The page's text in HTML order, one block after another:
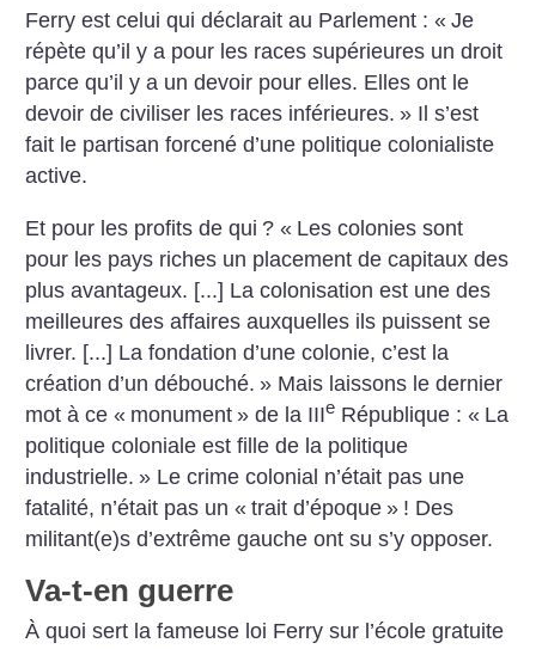
Ferry est celui qui déclarait au Parlement : « Je
répète qu’il y a pour les races supérieures un droit
parce qu’il y a un devoir pour elles. Elles ont le
devoir de civiliser les races inférieures. » Il s’est
fait le partisan forcené d’une politique colonialiste
active.
Et pour les profits de qui ? « Les colonies sont
pour les pays riches un placement de capitaux des
plus avantageux. [...] La colonisation est une des
meilleures des affaires auxquelles ils puissent se
livrer. [...] La fondation d’une colonie, c’est la
création d’un débouché. » Mais laissons le dernier
mot à ce « monument » de la IIIe République : « La
politique coloniale est fille de la politique
industrielle. » Le crime colonial n’était pas une
fatalité, n’était pas un « trait d’époque » ! Des
militant(e)s d’extrême gauche ont su s’y opposer.
Va-t-en guerre
À quoi sert la fameuse loi Ferry sur l’école gratuite